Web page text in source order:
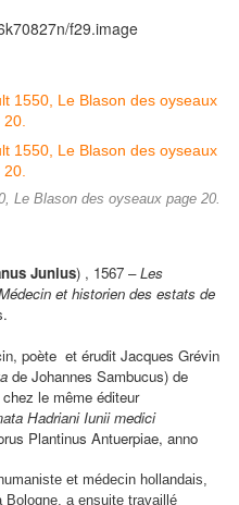
f29.image
Le Blason des oyseaux page 20.
Junius) , 1567 –Les
et historien des estats de
poète et érudit Jacques Grévin
de Johannes Sambucus) de
le même éditeur
Hadriani Iunii medici
Plantinus Antuerpiae, anno
et médecin hollandais,
Bologne, a ensuite travaillé